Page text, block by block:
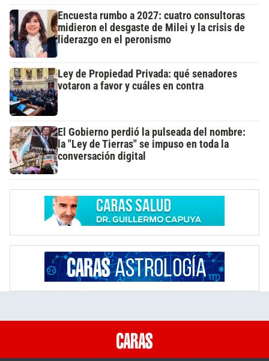
Encuesta rumbo a 2027: cuatro consultoras
midieron el desgaste de Milei y la crisis de
liderazgo en el peronismo
Ley de Propiedad Privada: qué senadores
votaron a favor y cuáles en contra
El Gobierno perdió la pulseada del nombre:
la "Ley de Tierras" se impuso en toda la
conversación digital